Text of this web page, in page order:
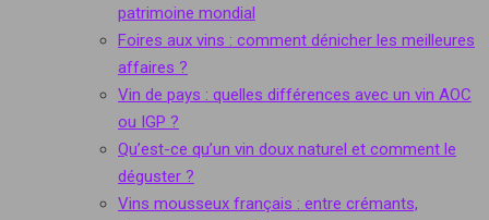
patrimoine mondial
Foires aux vins : comment dénicher les meilleures
affaires ?
Vin de pays : quelles différences avec un vin AOC
ou IGP ?
Qu’est-ce qu’un vin doux naturel et comment le
déguster ?
Vins mousseux français : entre crémants,